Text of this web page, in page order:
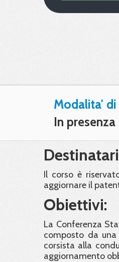
Modalita'
In presenza
Il corso è
aggiornare il
Obiettivi:
La Conferenza
composto da
corsista alla
aggiornamento